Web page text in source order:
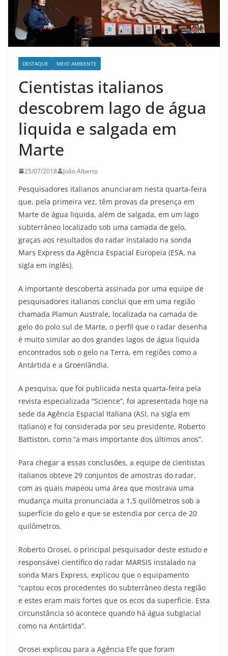
DESTAQUE MEIO AMBIENTE
Cientistas italianos
descobrem lago de água
liquida e salgada em
Marte
25/07/2018 João Alberto
Pesquisadores italianos anunciaram nesta quarta-feira
que, pela primeira vez, têm provas da presença em
Marte de água liquida, além de salgada, em um lago
subterrâneo localizado sob uma camada de gelo,
graças aos resultados do radar instalado na sonda
Mars Express da Agência Espacial Europeia (ESA, na
sigla em inglês).
A importante descoberta assinada por uma equipe de
pesquisadores italianos conclui que em uma região
chamada Plamun Australe, localizada na camada de
gelo do polo sul de Marte, o perfil que o radar desenha
é muito similar ao dos grandes lagos de água líquida
encontrados sob o gelo na Terra, em regiões como a
Antártida e a Groenlândia.
A pesquisa, que foi publicada nesta quarta-feira pela
revista especializada “Science”, foi apresentada hoje na
sede da Agência Espacial Italiana (ASI, na sigla em
italiano) e foi considerada por seu presidente, Roberto
Battiston, como “a mais importante dos últimos anos”.
Para chegar a essas conclusões, a equipe de cientistas
italianos obteve 29 conjuntos de amostras do radar,
com as quais mapeou uma área que mostrava uma
mudança muita pronunciada a 1,5 quilômetros sob a
superfície do gelo e que se estendia por cerca de 20
quilômetros.
Roberto Orosei, o principal pesquisador deste estudo e
responsável científico do radar MARSIS instalado na
sonda Mars Express, explicou que o equipamento
“captou ecos procedentes do subterrâneo desta região
e estes eram mais fortes que os ecos da superfície. Esta
circunstância só acontece quando há água subglacial
como na Antártida”.
Orosei explicou para a Agência Efe que foram